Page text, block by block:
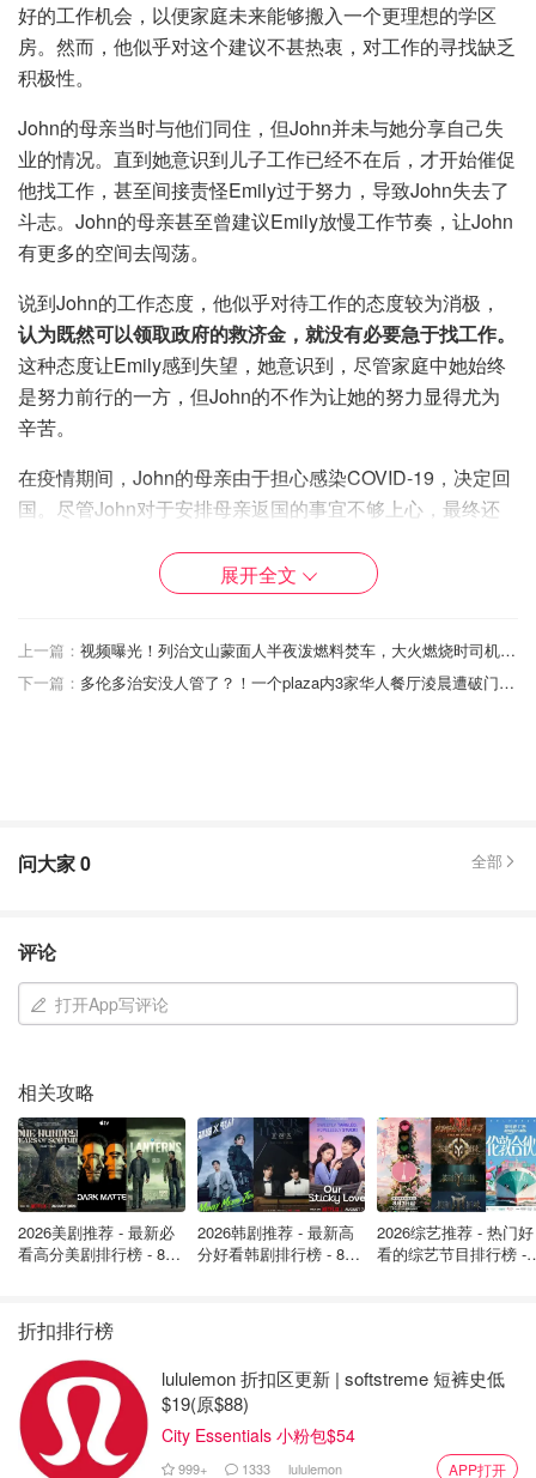
好的工作机会，以便家庭未来能够搬入一个更理想的学区
房。然而，他似乎对这个建议不甚热衷，对工作的寻找缺乏
积极性。
John的母亲当时与他们同住，但John并未与她分享自己失
业的情况。直到她意识到儿子工作已经不在后，才开始催促
他找工作，甚至间接责怪Emily过于努力，导致John失去了
斗志。John的母亲甚至曾建议Emily放慢工作节奏，让John
有更多的空间去闯荡。
说到John的工作态度，他似乎对待工作的态度较为消极，
认为既然可以领取政府的救济金，就没有必要急于找工作。
这种态度让Emily感到失望，她意识到，尽管家庭中她始终
是努力前行的一方，但John的不作为让她的努力显得尤为
辛苦。
在疫情期间，John的母亲由于担心感染COVID-19，决定回
国。尽管John对于安排母亲返国的事宜不够上心，最终还
并陪同前往进行必要的病毒检测。John的母亲在离开时嘱
咐Emily继续包容John，并努力让他找到一份好工作。她
话让Emily感到讽刺，她认为，在这段关系中，自己才是那
个更应该感到抑郁的一方。
福依然难以实现。
在John的母亲离开时，Emily还体贴地准备了500加币让她
在机场免税店购买一些礼物带回国。但是，发现这笔钱最终
在过去的九个月里，每两到三周就有一次现金提取，金额在
500到1000加币之间，这一切都始于John失业后。
这些发现让Emily感到震惊和背叛，她本以为John回归家庭
后，两人能共同努力过好日子，但这些隐瞒和财务操作让她
展开全文
上一篇：
视频曝光！列治文山蒙面人半夜泼燃料焚车，大火燃烧时司机就在车内！
下一篇：
多伦多治安没人管了？！一个plaza内3家华人餐厅淩晨遭破门盗窃，大门砸稀碎！
问大家0 全部
评论
打开App写评论
相关攻略
2026美剧推荐 - 最新必
看高分美剧排行榜 - 8月
2026韩剧推荐 - 最新高
分好看韩剧排行榜 - 8月
2026综艺推荐 - 热门好
看的综艺节目排行榜 -
折扣排行榜
lululemon 折扣区更新 | softstreme 短裤史低
$19(原$88)
City Essentials 小粉包$54
999+ 1333 lululemon APP打开